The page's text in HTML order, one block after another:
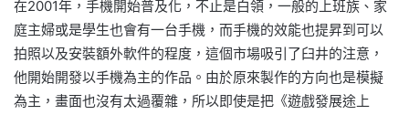
在2001年，手機開始普及化，不止是白領，一般的上班族、家
庭主婦或是學生也會有一台手機，而手機的效能也提昇到可以
拍照以及安裝額外軟件的程度，這個市場吸引了臼井的注意，
他開始開發以手機為主的作品。由於原來製作的方向也是模擬
為主，畫面也沒有太過覆雜，所以即使是把《遊戲發展途上